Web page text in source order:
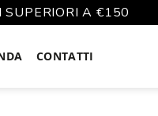
SUPERIORI A €150
CONTATTI